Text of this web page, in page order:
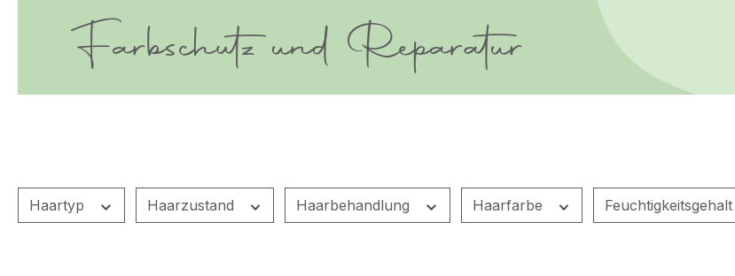
Farbschutz und Reparatur
Haartyp Haarzustand Haarbehandlung Haarfarbe Feuchtigkeitsgehalt